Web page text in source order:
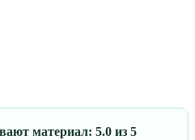
материал: 5.0 из 5